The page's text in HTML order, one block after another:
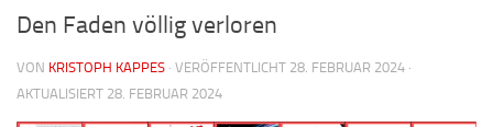
Den Faden völlig verloren
VON KRISTOPH KAPPES · VERÖFFENTLICHT 28. FEBRUAR 2024 ·
AKTUALISIERT 28. FEBRUAR 2024